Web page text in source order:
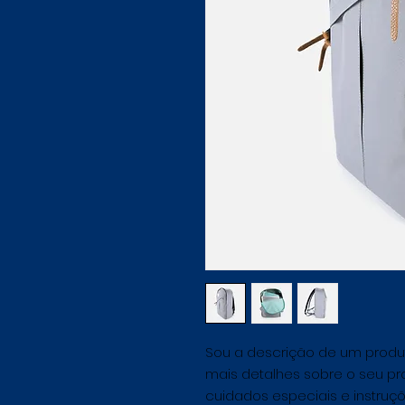
Sou a descrição de um
mais detalhes sobre o seu
cuidados especiais e